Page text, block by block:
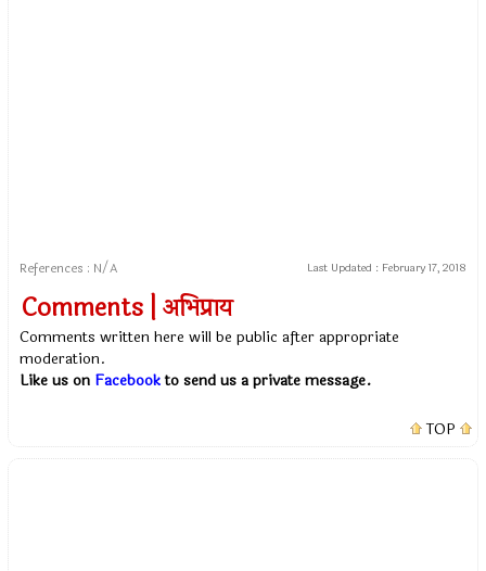
References : N/A Last Updated : February 17, 2018
Comments | अभिप्राय
Comments written here will be public after appropriate
moderation.
Like us on Facebookto send us a private message.
TOP